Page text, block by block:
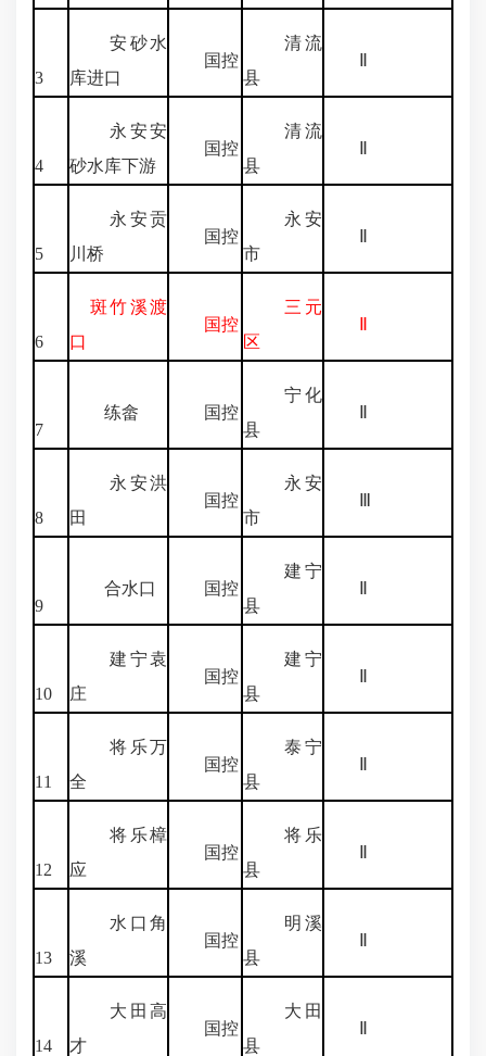
3
安砂水
库进口
国控
清流
县
4
永安安
砂水库下游
国控
清流
县
5
永安贡
川桥
国控
永安
市
6
斑竹溪渡
口
国控
三元
区
7
练畲 国控
宁化
县
8
永安洪
田
国控
永安
市
9
合水口 国控
建宁
县
10
建宁袁
庄
国控
建宁
县
11
将乐万
全
国控
泰宁
县
12
将乐樟
应
国控
将乐
县
13
水口角
溪
国控
明溪
县
14
大田高
才
国控
大田
县